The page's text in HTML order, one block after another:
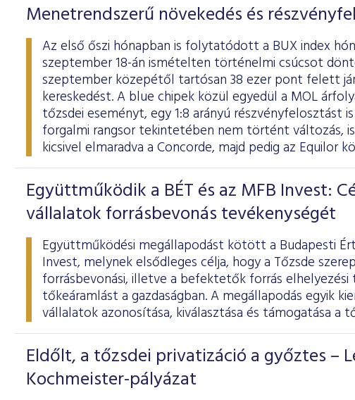
Menetrendszerű növekedés és
Az első őszi hónapban is folytatódott a BUX index
szeptember 18-án ismételten történelmi csúcsot
szeptember közepétől tartósan 38 ezer pont felett
kereskedést. A blue chipek közül egyedül a MOL
tőzsdei eseményt, egy 1:8 arányú részvényfelosztást
forgalmi rangsor tekintetében nem történt változás,
kicsivel elmaradva a Concorde, majd pedig az Equilor
Együttműködik a BÉT és az MFB Invest:
vállalatok forrásbevonás tevékenységét
Együttműködési megállapodást kötött a Budapesti
Invest, melynek elsődleges célja, hogy a Tőzsde
forrásbevonási, illetve a befektetők forrás
tőkeáramlást a gazdaságban. A megállapodás egyik
vállalatok azonosítása, kiválasztása és támogatása a
Eldőlt, a tőzsdei privatizáció a győztes –
Kochmeister-pályázat